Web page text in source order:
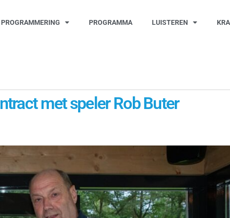
PROGRAMMERING PROGRAMMA LUISTEREN
met speler Rob Buter